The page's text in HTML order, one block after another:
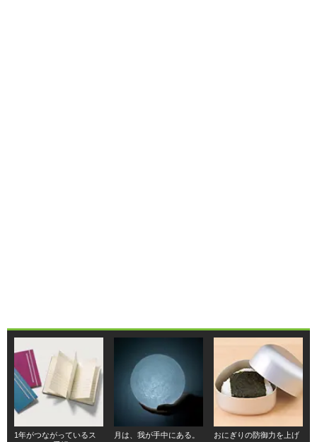
1年がつながっているス
月は、我が手中にある。
おにぎりの防御力を上げ